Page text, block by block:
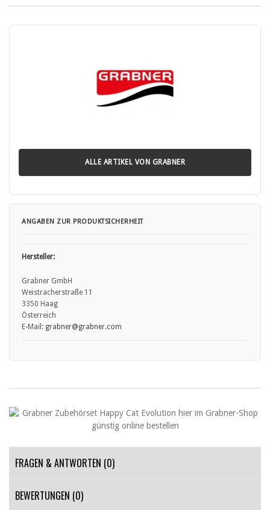
ALLE ARTIKEL VON GRABNER
ANGABEN ZUR PRODUKTSICHERHEIT
Hersteller:
Grabner GmbH
Weistracherstraße 11
3350 Haag
Österreich
E-Mail: grabner@grabner.com
FRAGEN & ANTWORTEN (0)
BEWERTUNGEN (0)